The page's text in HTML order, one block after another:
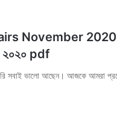
2020 pdf |
২০২০ pdf
ভালো আছেন। আজকে আমরা